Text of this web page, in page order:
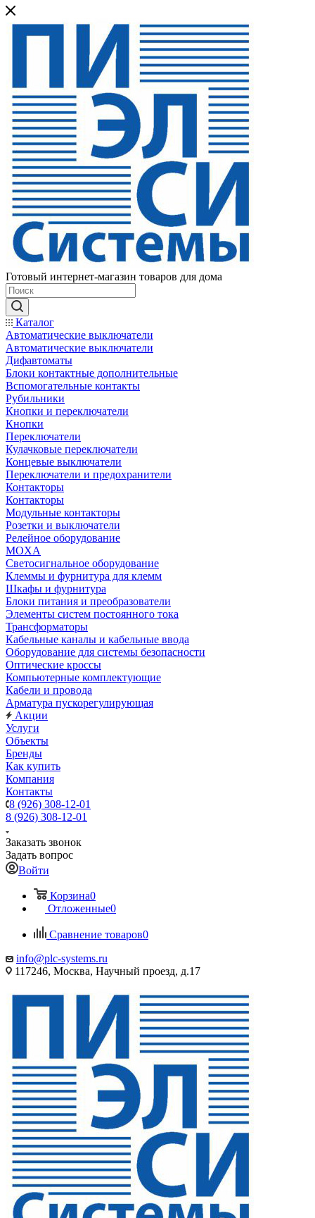
Готовый интернет-магазин товаров для дома
Каталог
Автоматические выключатели
Автоматические выключатели
Дифавтоматы
Блоки контактные дополнительные
Вспомогательные контакты
Рубильники
Кнопки и переключатели
Кнопки
Переключатели
Кулачковые переключатели
Концевые выключатели
Переключатели и предохранители
Контакторы
Контакторы
Модульные контакторы
Розетки и выключатели
Релейное оборудование
MOXA
Светосигнальное оборудование
Клеммы и фурнитура для клемм
Шкафы и фурнитура
Блоки питания и преобразователи
Элементы систем постоянного тока
Трансформаторы
Кабельные каналы и кабельные ввода
Оборудование для системы безопасности
Оптические кроссы
Компьютерные комплектующие
Кабели и провода
Арматура пускорегулирующая
Акции
Услуги
Объекты
Бренды
Как купить
Компания
Контакты
8 (926) 308-12-01
8 (926) 308-12-01
Заказать звонок
Задать вопрос
Войти
Корзина0
Отложенные0
Сравнение товаров0
info@plc-systems.ru
117246, Москва, Научный проезд, д.17